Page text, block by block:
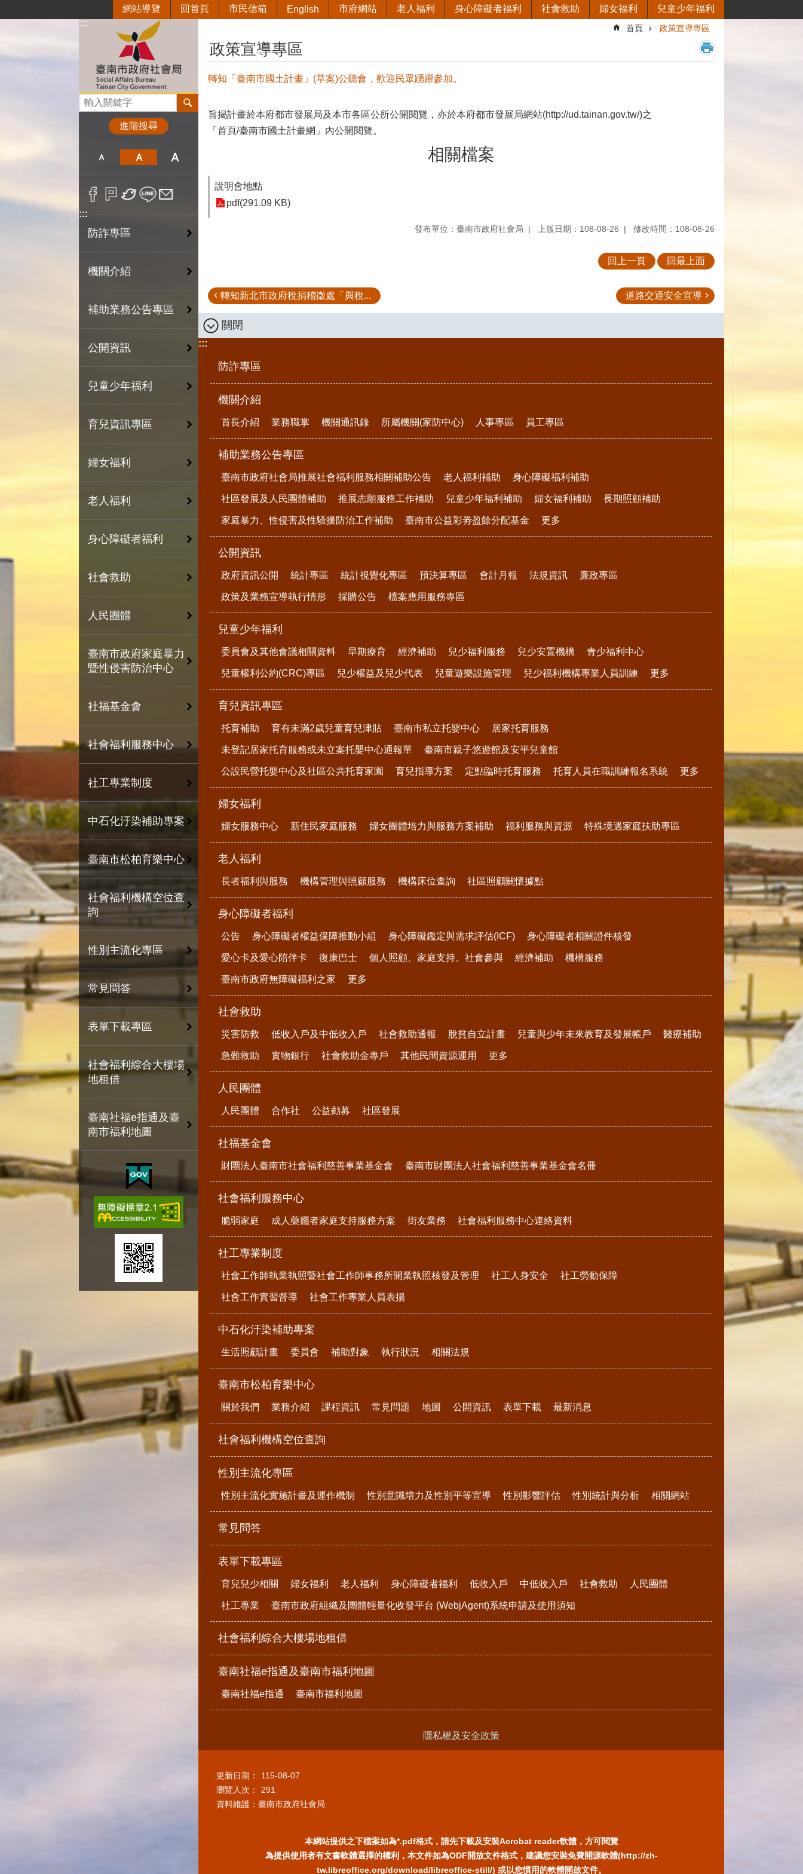
:::
網站導覽 回首頁 市民信箱 English 市府網站 老人福利 身心障礙者福利 社會救助 婦女福利 兒童少年福利
搜尋
進階搜尋
:::
防詐專區
機關介紹
補助業務公告專區
公開資訊
兒童少年福利
育兒資訊專區
婦女福利
老人福利
身心障礙者福利
社會救助
人民團體
臺南市政府家庭暴力
暨性侵害防治中心
社福基金會
社會福利服務中心
社工專業制度
中石化汙染補助專案
臺南市松柏育樂中心
社會福利機構空位查
詢
性別主流化專區
常見問答
表單下載專區
社會福利綜合大樓場
地租借
臺南社福e指通及臺
南市福利地圖
首頁 政策宣導專區
政策宣導專區
轉知「臺南市國土計畫」(草案)公聽會，歡迎民眾踴躍參加。
旨揭計畫於本府都市發展局及本市各區公所公開閱覽，亦於本府都市發展局網站(http://ud.tainan.gov.tw/)之
「首頁/臺南市國土計畫網」內公開閱覽。
相關檔案
說明會地點
pdf(291.09 KB)
發布單位：臺南市政府社會局 上版日期：108-08-26 修改時間：108-08-26
回上一頁 回最上面
轉知新北市政府稅捐稽徵處「與稅... 道路交通安全宣導
關閉
:::
防詐專區
機關介紹
首長介紹 業務職掌 機關通訊錄 所屬機關(家防中心) 人事專區 員工專區
補助業務公告專區
臺南市政府社會局推展社會福利服務相關補助公告 老人福利補助 身心障礙福利補助
社區發展及人民團體補助 推展志願服務工作補助 兒童少年福利補助 婦女福利補助 長期照顧補助
家庭暴力、性侵害及性騷擾防治工作補助 臺南市公益彩劵盈餘分配基金 更多
公開資訊
政府資訊公開 統計專區 統計視覺化專區 預決算專區 會計月報 法規資訊 廉政專區
政策及業務宣導執行情形 採購公告 檔案應用服務專區
兒童少年福利
委員會及其他會議相關資料 早期療育 經濟補助 兒少福利服務 兒少安置機構 青少福利中心
兒童權利公約(CRC)專區 兒少權益及兒少代表 兒童遊樂設施管理 兒少福利機構專業人員訓練 更多
育兒資訊專區
托育補助 育有未滿2歲兒童育兒津貼 臺南市私立托嬰中心 居家托育服務
未登記居家托育服務或未立案托嬰中心通報單 臺南市親子悠遊館及安平兒童館
公設民營托嬰中心及社區公共托育家園 育兒指導方案 定點臨時托育服務 托育人員在職訓練報名系統 更多
婦女福利
婦女服務中心 新住民家庭服務 婦女團體培力與服務方案補助 福利服務與資源 特殊境遇家庭扶助專區
老人福利
長者福利與服務 機構管理與照顧服務 機構床位查詢 社區照顧關懷據點
身心障礙者福利
公告 身心障礙者權益保障推動小組 身心障礙鑑定與需求評估(ICF) 身心障礙者相關證件核發
愛心卡及愛心陪伴卡 復康巴士 個人照顧、家庭支持、社會參與 經濟補助 機構服務
臺南市政府無障礙福利之家 更多
社會救助
災害防救 低收入戶及中低收入戶 社會救助通報 脫貧自立計畫 兒童與少年未來教育及發展帳戶 醫療補助
急難救助 實物銀行 社會救助金專戶 其他民間資源運用 更多
人民團體
人民團體 合作社 公益勸募 社區發展
社福基金會
財團法人臺南市社會福利慈善事業基金會 臺南市財團法人社會福利慈善事業基金會名冊
社會福利服務中心
脆弱家庭 成人藥癮者家庭支持服務方案 街友業務 社會福利服務中心連絡資料
社工專業制度
社會工作師執業執照暨社會工作師事務所開業執照核發及管理 社工人身安全 社工勞動保障
社會工作實習督導 社會工作專業人員表揚
中石化汙染補助專案
生活照顧計畫 委員會 補助對象 執行狀況 相關法規
臺南市松柏育樂中心
關於我們 業務介紹 課程資訊 常見問題 地圖 公開資訊 表單下載 最新消息
社會福利機構空位查詢
性別主流化專區
性別主流化實施計畫及運作機制 性別意識培力及性別平等宣導 性別影響評估 性別統計與分析 相關網站
常見問答
表單下載專區
育兒兒少相關 婦女福利 老人福利 身心障礙者福利 低收入戶 中低收入戶 社會救助 人民團體
社工專業 臺南市政府組織及團體輕量化收發平台 (WebjAgent)系統申請及使用須知
社會福利綜合大樓場地租借
臺南社福e指通及臺南市福利地圖
臺南社福e指通 臺南市福利地圖
隱私權及安全政策
更新日期：
115-08-07
瀏覽人次：
291
資料維護：臺南市政府社會局
本網站提供之下檔案如為*.pdf格式，請先下載及安裝Acrobat reader軟體，方可閱覽
為提供使用者有文書軟體選擇的權利，本文件如為ODF開放文件格式，建議您安裝免費開源軟體(http://zh-
tw.libreoffice.org/download/libreoffice-still/) 或以您慣用的軟體開啟文件。